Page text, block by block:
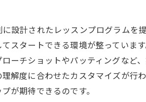
可能な環境
地が人気の秘密
ためのスケジュール提案
ルアップウテミル藤沢店の魅力
った練習方法
設計されたレッスンプログラムを
スタートできる環境が整っていま
ーチショットやパッティングなど
解度に合わせたカスタマイズが行
が期待できるのです。